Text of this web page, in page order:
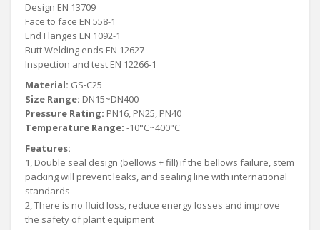
Design EN 13709
Face to face EN 558-1
End Flanges EN 1092-1
Butt Welding ends EN 12627
Inspection and test EN 12266-1
Material: GS-C25
Size Range: DN15~DN400
Pressure Rating: PN16, PN25, PN40
Temperature Range: -10°C~400°C
Features:
1, Double seal design (bellows + fill) if the bellows failure, stem
packing will prevent leaks, and sealing line with international
standards
2, There is no fluid loss, reduce energy losses and improve
the safety of plant equipment